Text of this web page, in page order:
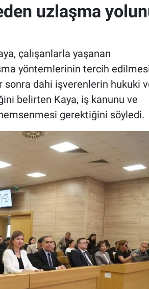
uzlaşma
çalışanlarla yaşanan
yöntemlerinin tercih
sonra dahi işverenlerin hukuki
belirten Kaya, iş kanunu ve
gerektiğini söyledi.